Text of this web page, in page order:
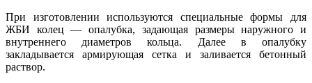
При изготовлении используются специальные формы для
ЖБИ колец — опалубка, задающая размеры наружного и
внутреннего диаметров кольца. Далее в опалубку
закладывается армирующая сетка и заливается бетонный
раствор.